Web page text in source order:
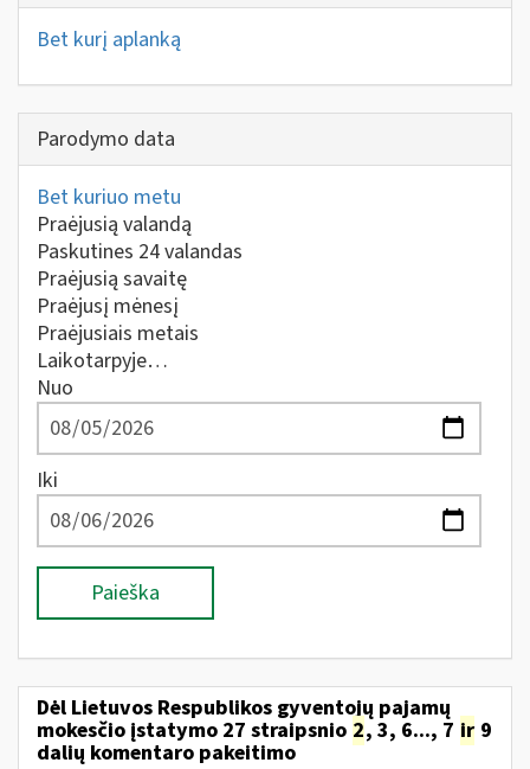
Bet kurį aplanką
Parodymo data
Bet kuriuo metu
Praėjusią valandą
Paskutines 24 valandas
Praėjusią savaitę
Praėjusį mėnesį
Praėjusiais metais
Laikotarpyje…
Nuo
Iki
Paieška
Dėl Lietuvos Respublikos gyventojų pajamų
mokesčio įstatymo 27 straipsnio 2, 3, 6..., 7 ir 9
dalių komentaro pakeitimo